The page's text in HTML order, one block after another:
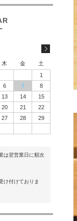
木 金
土
1
6 7
8
13 14
15
20 21
22
27 28
29
は翌営業日に順次
け付けておりま